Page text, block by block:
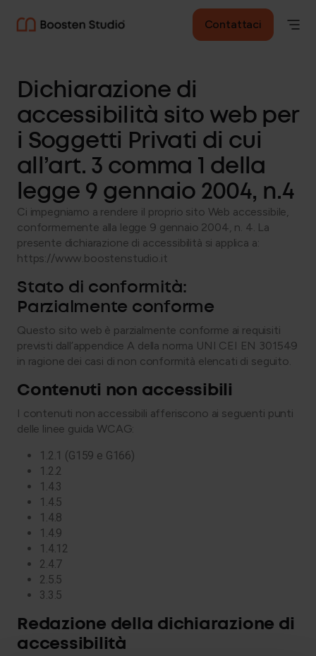
Contattaci
Dichiarazione di
accessibilità sito web per
i Soggetti Privati di cui
all’art. 3 comma 1 della
legge 9 gennaio 2004, n.4
Ci impegniamo a rendere il proprio sito Web accessibile,
conformemente alla legge 9 gennaio 2004, n. 4. La
presente dichiarazione di accessibilità si applica a:
https://www.boostenstudio.it
Stato di conformità:
Parzialmente conforme
Questo sito web è parzialmente conforme ai requisiti
previsti dall’appendice A della norma UNI CEI EN 301549
in ragione dei casi di non conformità elencati di seguito.
Contenuti non accessibili
I contenuti non accessibili afferiscono ai seguenti punti
delle linee guida WCAG:
1.2.1 (G159 e G166)
1.2.2
1.4.3
1.4.5
1.4.8
1.4.9
1.4.12
2.4.7
2.5.5
3.3.5
Redazione della dichiarazione di
accessibilità